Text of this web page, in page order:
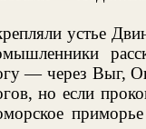
устье
— через Выг,
но если